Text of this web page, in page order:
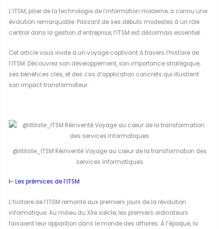
L’ITSM, pilier de la technologie de l’information moderne, a connu une
évolution remarquable. Passant de ses débuts modestes à un rôle
central dans la gestion d’entreprise, l’ITSM est désormais essentiel.
Cet article vous invite à un voyage captivant à travers l’histoire de
l’ITSM. Découvrez son développement, son importance stratégique,
ses bénéfices clés, et des cas d’application concrets qui illustrent
son impact transformateur.
@litiliste_ITSM Réinventé Voyage au cœur de la transformation des
services Informatiques
I- Les prémices de l’ITSM
L’histoire de l’ITSM remonte aux premiers jours de la révolution
informatique. Au milieu du XXe siècle, les premiers ordinateurs
faisaient leur apparition dans le monde des affaires. À l’époque, la